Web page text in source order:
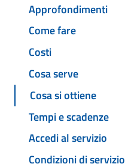
Approfondimenti
Come fare
Costi
Cosa serve
Cosa si ottiene
Tempi e scadenze
Accedi al servizio
Condizioni di servizio